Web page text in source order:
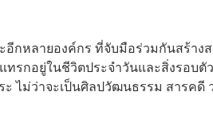
กหลายองค์กร ที่จับมือร่วมกันสร้าง
รกอยู่ในชีวิตประจำวันและสิ่งรอบตัว
ไม่ว่าจะเป็นศิลปวัฒนธรรม สารค